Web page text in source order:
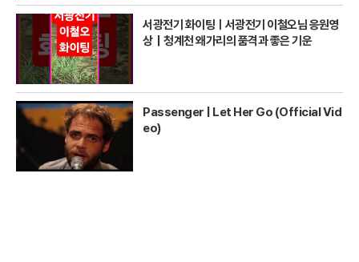
서광전기 화이팅ㅣ서광전기 이철오님 응원영
상｜청계천 왜가리의 품격과 좋은 기운
Passenger | Let Her Go (Official Vid
eo)